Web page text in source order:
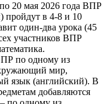
20 мая 2026 года ВПР
пройдут в 4-8 и 10
один-два урока (45
участников ВПР
по одному из
мир,
язык (английский). В
добавляются